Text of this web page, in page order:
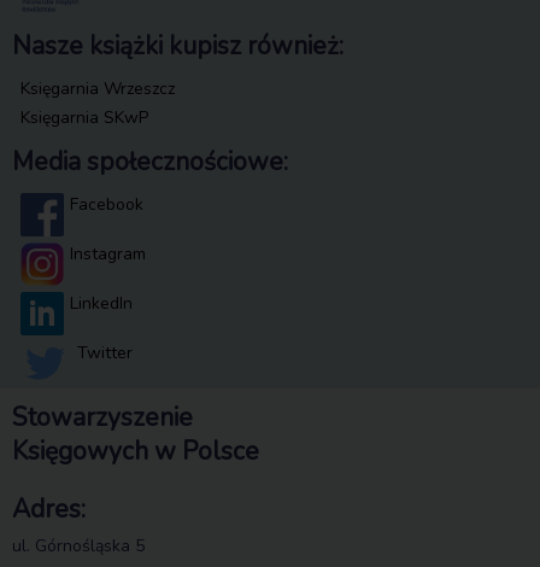
Nasze książki kupisz również:
Księgarnia Wrzeszcz
Księgarnia SKwP
Media społecznościowe:
Facebook
Instagram
LinkedIn
Twitter
Stowarzyszenie
Księgowych w Polsce
Adres:
ul. Górnośląska 5